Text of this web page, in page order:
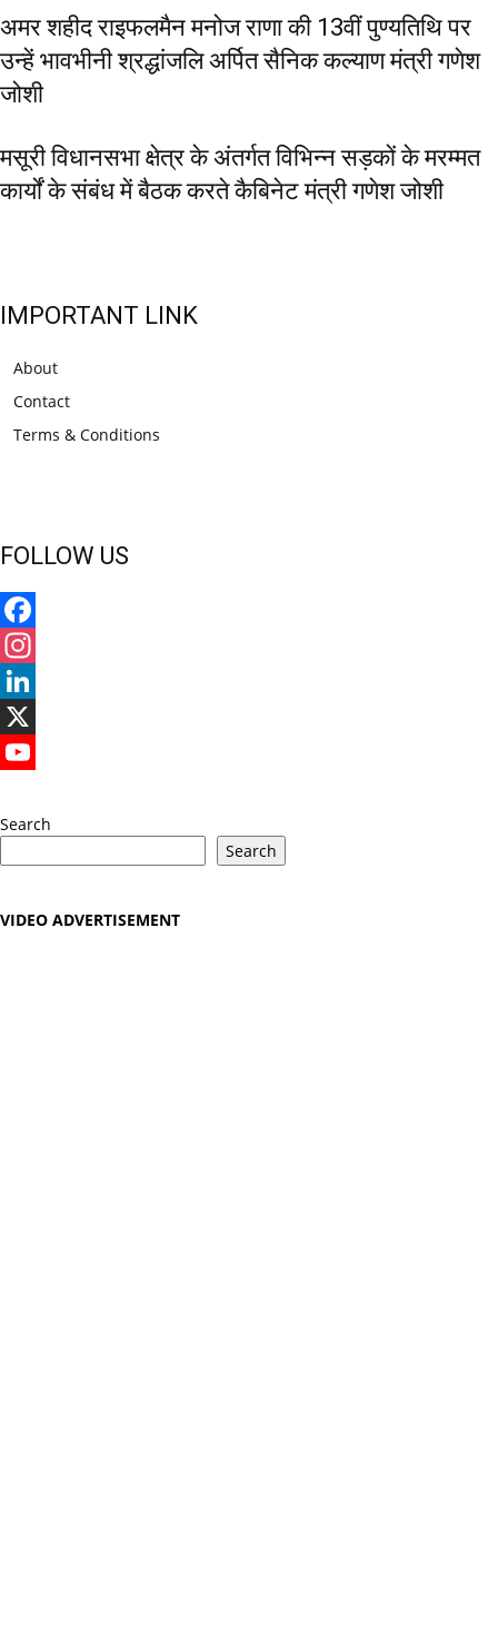
अमर शहीद राइफलमैन मनोज राणा की 13वीं पुण्यतिथि पर
उन्हें भावभीनी श्रद्धांजलि अर्पित सैनिक कल्याण मंत्री गणेश
जोशी
मसूरी विधानसभा क्षेत्र के अंतर्गत विभिन्न सड़कों के मरम्मत
कार्यों के संबंध में बैठक करते कैबिनेट मंत्री गणेश जोशी
IMPORTANT LINK
About
Contact
Terms & Conditions
FOLLOW US
Facebook
Instagram
LinkedIn
X
Search
Search
VIDEO ADVERTISEMENT